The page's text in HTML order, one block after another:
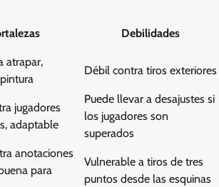
Debilidades
atrapar,
Débil contra tiros exteriores
jugadores
adaptable
Puede llevar a desajustes si
los jugadores son
superados
anotaciones
para
Vulnerable a tiros de tres
puntos desde las esquinas